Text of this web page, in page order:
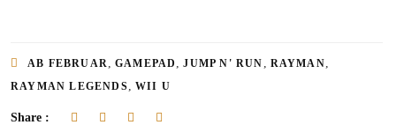
AB FEBRUAR GAMEPAD ,JUMP N' RUN RAYMAN
RAYMAN LEGENDS WII U
Share :